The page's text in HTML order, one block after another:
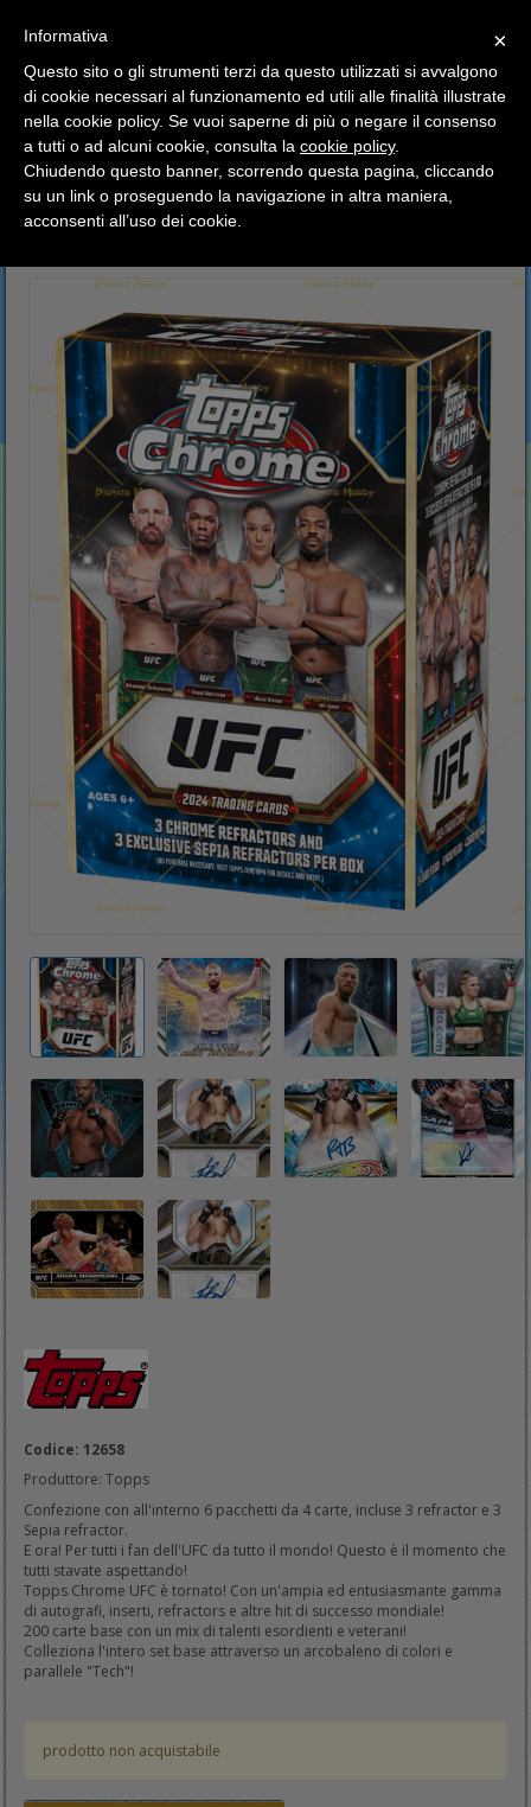
HOME Topps
UFC - Ultimate Fighting Championship
Topps UFC Chrome 2024 Blaster Box
Topps UFC Chrome 2024
Blaster Box
Codice: 12658
Produttore: Topps
Confezione con all'interno 6 pacchetti da 4 carte, incluse 3 refractor e 3
Sepia refractor.
E ora! Per tutti i fan dell'UFC da tutto il mondo! Questo è il momento che
tutti stavate aspettando!
Topps Chrome UFC è tornato! Con un'ampia ed entusiasmante gamma
di autografi, inserti, refractors e altre hit di successo mondiale!
200 carte base con un mix di talenti esordienti e veterani!
Colleziona l'intero set base attraverso un arcobaleno di colori e
parallele "Tech"!
prodotto non acquistabile
×
Ciao a tutti, il negozio sarà chiuso dal 9/08 al 24/08
compreso.
Tutti gli ordini effettuati dopo le 15:00 del 07/08 verranno
spediti a partire dal giorno 25/08.
Buone vacanze a tutti dallo staff di Pianeta Hobby
×
Informativa
Questo sito o gli strumenti terzi da questo utilizzati si avvalgono
di cookie necessari al funzionamento ed utili alle finalità illustrate
nella cookie policy. Se vuoi saperne di più o negare il consenso
a tutti o ad alcuni cookie, consulta la cookie policy.
Chiudendo questo banner, scorrendo questa pagina, cliccando
su un link o proseguendo la navigazione in altra maniera,
acconsenti all’uso dei cookie.